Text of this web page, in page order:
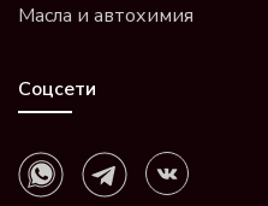
Масла и автохимия
Соцсети